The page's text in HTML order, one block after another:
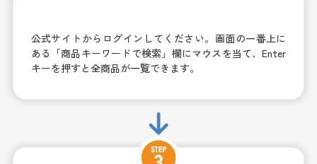
公式サイトからログインしてください。画面の一番上に
ある「商品キーワードで検索」欄にマウスを当て、Enter
キーを押すと全商品が一覧できます。